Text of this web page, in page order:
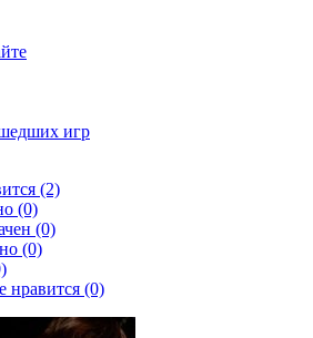
игр
(2)
(0)
(0)
(0)
нравится (0)